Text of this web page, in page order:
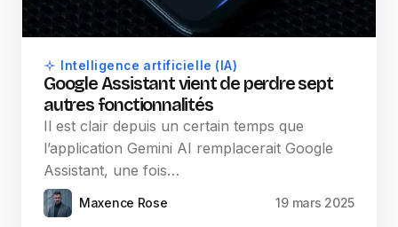
Intelligence artificielle (IA)
Google Assistant vient de perdre sept
autres fonctionnalités
Il est clair depuis un certain temps que
l’application Gemini AI remplacerait Google
Assistant, une fois…
Maxence Rose 19 mars 2025